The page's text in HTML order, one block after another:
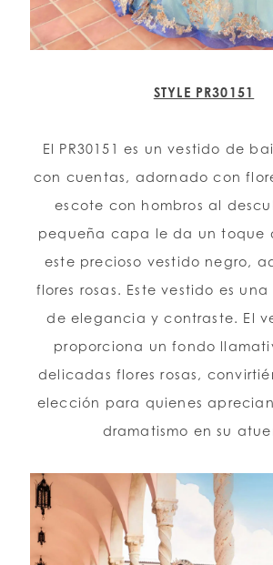
STYLE PR30151
El PR30151 es un vestido de
con cuentas, adornado con
escote con hombros al
pequeña capa le da un toque
este precioso vestido negro,
flores rosas. Este vestido es
de elegancia y contraste. El
proporciona un fondo
delicadas flores rosas,
elección para quienes
dramatismo en su